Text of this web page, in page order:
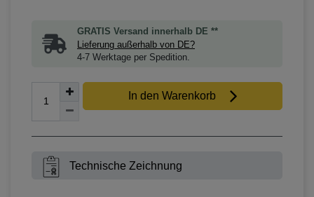
GRATIS Versand innerhalb DE **
Lieferung außerhalb von DE?
4-7 Werktage per Spedition.
In den Warenkorb
Technische Zeichnung